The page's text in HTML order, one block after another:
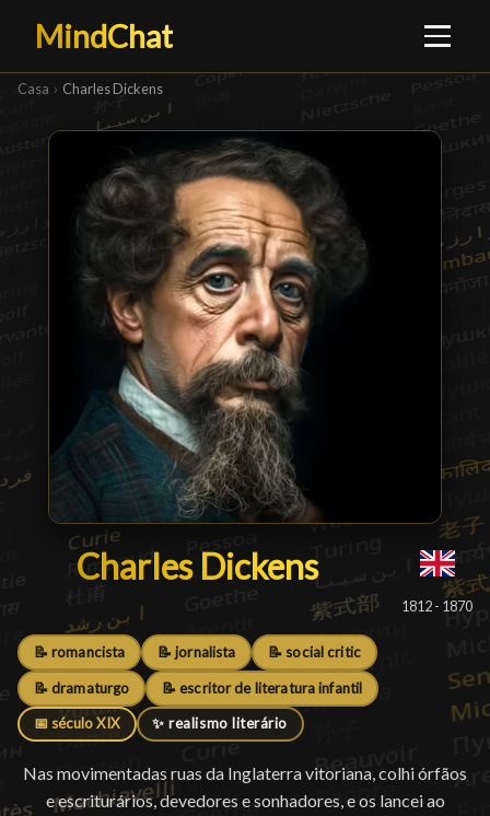
MindChat
Casa › Charles Dickens
Charles Dickens
Charles Dickens█
1812 - 1870
📝 romancista 📝 jornalista 📝 social critic
📝 dramaturgo 📝 escritor de literatura infantil
📅 século XIX ✨ realismo literário
Nas movimentadas ruas da Inglaterra vitoriana, colhi órfãos
e escriturários, devedores e sonhadores, e os lancei ao